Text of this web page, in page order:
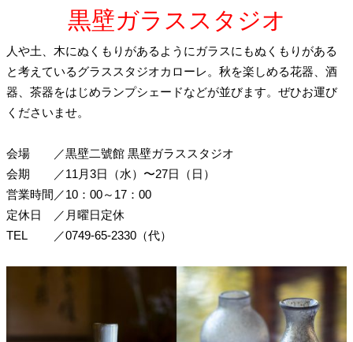
黒壁ガラススタジオ
人や土、木にぬくもりがあるようにガラスにもぬくもりがある
と考えているグラススタジオカローレ。秋を楽しめる花器、酒
器、茶器をはじめランプシェードなどが並びます。ぜひお運び
くださいませ。
会場 ／黒壁二號館 黒壁ガラススタジオ
会期
／11月3日（水）〜27日（日）
営業時間 ／10：00～17：00
定休日
／ 月曜日定休
TEL
／0749-65-2330（代）